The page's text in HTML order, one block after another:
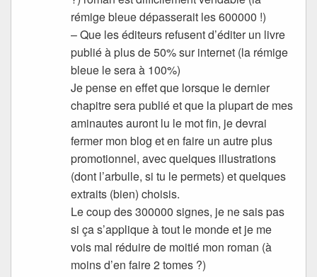
rémige bleue dépasserait les 600000 !)
– Que les éditeurs refusent d’éditer un livre
publié à plus de 50% sur internet (la rémige
bleue le sera à 100%)
Je pense en effet que lorsque le dernier
chapitre sera publié et que la plupart de mes
aminautes auront lu le mot fin, je devrai
fermer mon blog et en faire un autre plus
promotionnel, avec quelques illustrations
(dont l’arbulle, si tu le permets) et quelques
extraits (bien) choisis.
Le coup des 300000 signes, je ne sais pas
si ça s’applique à tout le monde et je me
vois mal réduire de moitié mon roman (à
moins d’en faire 2 tomes ?)